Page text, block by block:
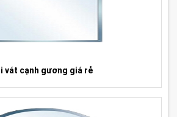
vát cạnh gương giá rẻ